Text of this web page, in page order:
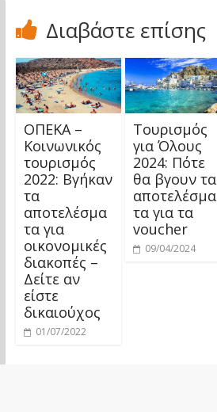
Διαβάστε επίσης
ΟΠΕΚΑ –
Κοινωνικός
τουρισμός
2022: Βγήκαν
τα
αποτελέσμα
τα για
οικονομικές
διακοπές –
Δείτε αν
είστε
δικαιούχος
01/07/2022
Τουρισμός
για Όλους
2024: Πότε
θα βγουν τα
αποτελέσμα
τα για τα
voucher
09/04/2024